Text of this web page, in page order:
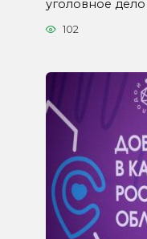
уголовное
102